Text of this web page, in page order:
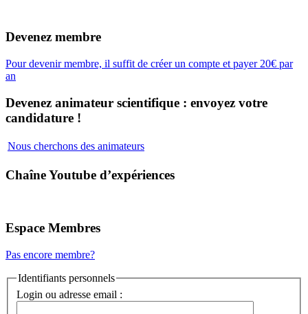
Devenez membre
Pour devenir membre, il suffit de créer un compte et payer 20€ par
an
Devenez animateur scientifique : envoyez votre
candidature !
Nous cherchons des animateurs
Chaîne Youtube d’expériences
Espace Membres
Pas encore membre?
Identifiants personnels
Login ou adresse email :